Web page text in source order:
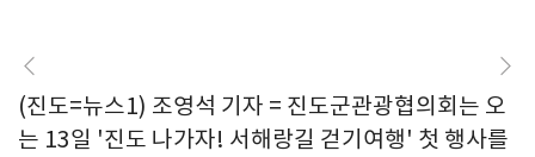
(진도=뉴스1) 조영석 기자 = 진도군관광협의회는 오
는 13일 '진도 나가자! 서해랑길 걷기여행' 첫 행사를